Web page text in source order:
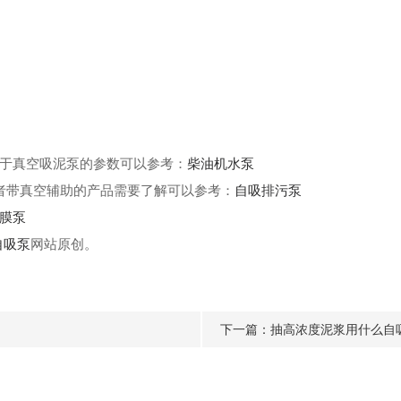
真空吸泥泵的参数可以参考： 柴油机水泵
真空辅助的产品需要了解可以参考： 自吸排污泵
泵
吸泵网站原创。
下一篇： 抽高浓度泥浆用什么自